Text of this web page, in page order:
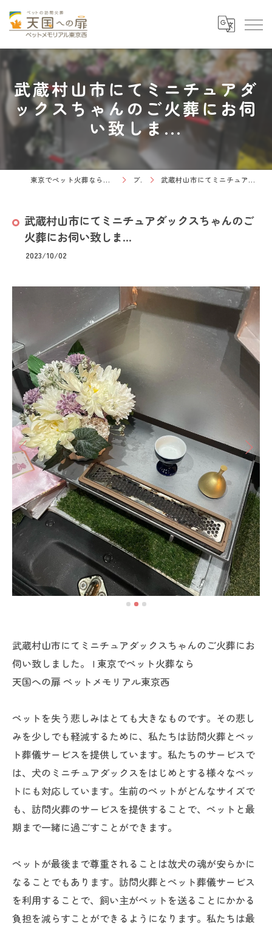
武蔵村山市にてミニチュアダ
ックスちゃんのご火葬にお伺
い致しま...
東京でペット火葬なら天国への扉 ペットメモリアル東京西 ブログ 武蔵村山市にてミニチュアダックスちゃんのご火葬にお伺い致しま...
武蔵村山市にてミニチュアダックスちゃんのご
火葬にお伺い致しま...
2023/10/02
武蔵村山市にてミニチュアダックスちゃんのご火葬にお
伺い致しました。 | 東京でペット火葬なら
天国への扉 ペットメモリアル東京西
ペットを失う悲しみはとても大きなものです。その悲し
みを少しでも軽減するために、私たちは訪問火葬とペッ
ト葬儀サービスを提供しています。私たちのサービスで
は、犬のミニチュアダックスをはじめとする様々なペッ
トにも対応しています。生前のペットがどんなサイズで
も、訪問火葬のサービスを提供することで、ペットと最
期まで一緒に過ごすことができます。
ペットが最後まで尊重されることは故犬の魂が安らかに
なることでもあります。訪問火葬とペット葬儀サービス
を利用することで、飼い主がペットを送ることにかかる
負担を減らすことができるようになります。私たちは最